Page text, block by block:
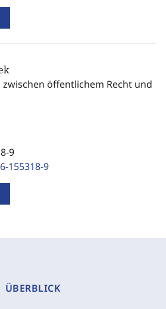
öffentlichem Recht und
9
155318-9
ÜBERBLICK